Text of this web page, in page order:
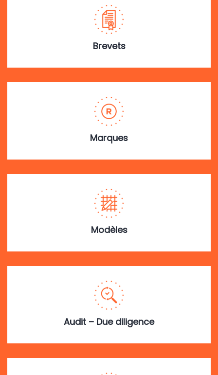
Brevets
Marques
Modèles
Audit – Due diligence